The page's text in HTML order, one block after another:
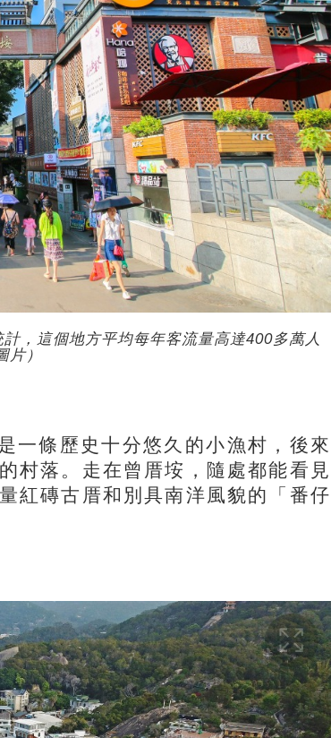
，這個地方平均每年客流量高達400多萬人
片）
條歷史十分悠久的小漁村，後來
村落。走在曾厝垵，隨處都能看見
紅磚古厝和別具南洋風貌的「番仔